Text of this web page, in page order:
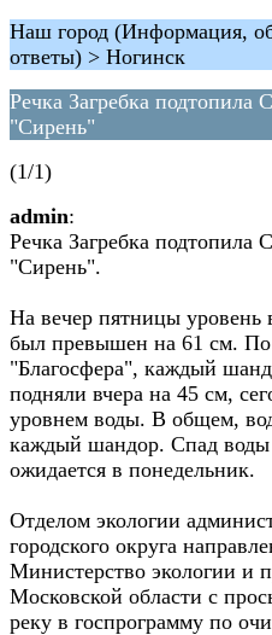
Наш город (Информация,
ответы) > Ногинск
Речка Загребка
"Сирень"
(1/1)
admin:
Речка Загребка
"Сирень".
На вечер пятницы уровень
был превышен на 61 см.
"Благосфера", каждый
подняли вчера на 45 см,
уровнем воды. В общем,
каждый шандор. Спад воды
ожидается в понедельник.
Отделом экологии
городского округа
Министерство экологии и
Московской области с
реку в госпрограмму по